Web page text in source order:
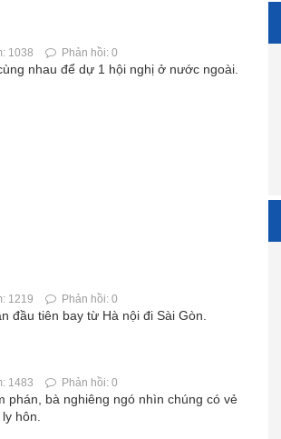
1038 Phản hồi: 0
nhau để dự 1 hội nghị ở nước ngoài.
1219 Phản hồi: 0
đầu tiên bay từ Hà nội đi Sài Gòn.
1483 Phản hồi: 0
phán, bà nghiêng ngó nhìn chúng có vẻ
hôn.